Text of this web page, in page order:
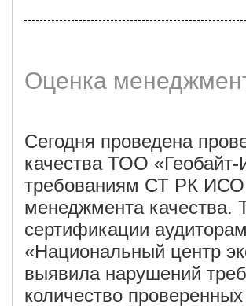
Оценка
Сегодня проведена
качества ТОО
требованиям СТ РК
менеджмента качества.
сертификации
«Национальный центр
выявила нарушений
количество